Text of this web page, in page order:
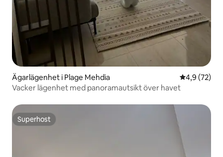
Ägarlägenhet i Plage Mehdia 4,9 av 5 i
4,9 (72)
Vacker lägenhet med panoramautsikt över havet
Superhost
Superhost